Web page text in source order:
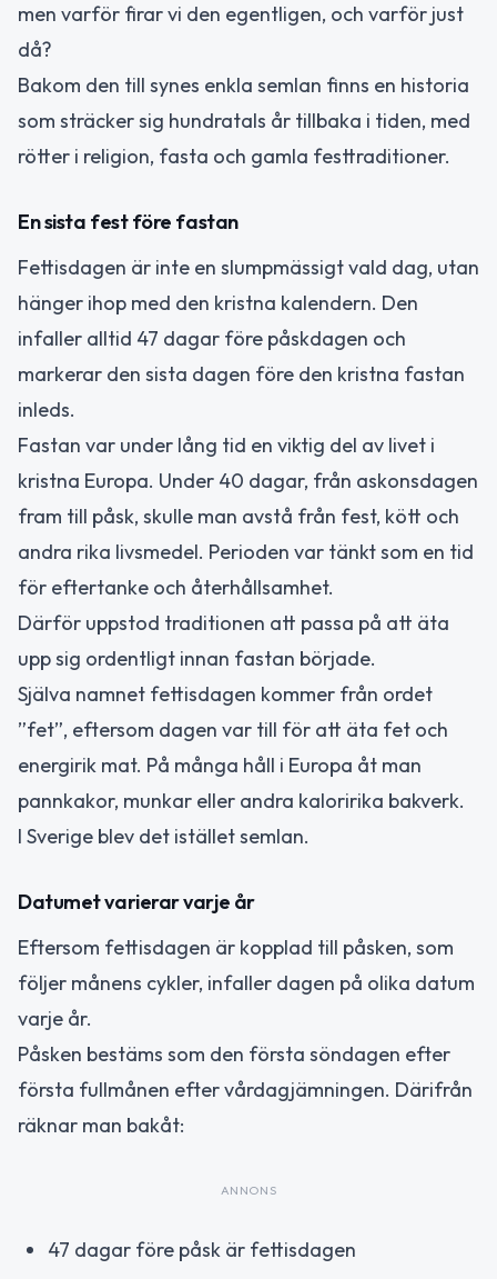
men varför firar vi den egentligen, och varför just
då?
Bakom den till synes enkla semlan finns en historia
som sträcker sig hundratals år tillbaka i tiden, med
rötter i religion, fasta och gamla festtraditioner.
En sista fest före fastan
Fettisdagen är inte en slumpmässigt vald dag, utan
hänger ihop med den kristna kalendern. Den
infaller alltid 47 dagar före påskdagen och
markerar den sista dagen före den kristna fastan
inleds.
Fastan var under lång tid en viktig del av livet i
kristna Europa. Under 40 dagar, från askonsdagen
fram till påsk, skulle man avstå från fest, kött och
andra rika livsmedel. Perioden var tänkt som en tid
för eftertanke och återhållsamhet.
Därför uppstod traditionen att passa på att äta
upp sig ordentligt innan fastan började.
Själva namnet fettisdagen kommer från ordet
”fet”, eftersom dagen var till för att äta fet och
energirik mat. På många håll i Europa åt man
pannkakor, munkar eller andra kaloririka bakverk.
I Sverige blev det istället semlan.
Datumet varierar varje år
Eftersom fettisdagen är kopplad till påsken, som
följer månens cykler, infaller dagen på olika datum
varje år.
Påsken bestäms som den första söndagen efter
första fullmånen efter vårdagjämningen. Därifrån
räknar man bakåt:
ANNONS
47 dagar före påsk är fettisdagen